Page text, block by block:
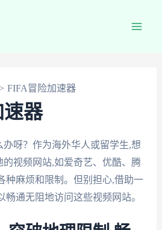
FIFA冒险加速器
速器
办呀？作为海外华人或留学生,想
视频网站,如爱奇艺、优酷、腾
种麻烦和限制。但别担心,借助一
畅通无阻地访问这些视频网站。